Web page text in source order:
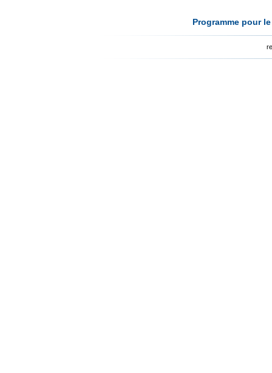
Programme pour